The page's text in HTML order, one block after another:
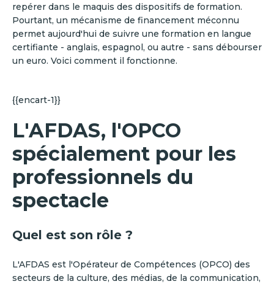
repérer dans le maquis des dispositifs de formation.
Pourtant, un mécanisme de financement méconnu
permet aujourd'hui de suivre une formation en langue
certifiante - anglais, espagnol, ou autre - sans débourser
un euro. Voici comment il fonctionne.
{{encart-1}}
L'AFDAS, l'OPCO
spécialement pour les
professionnels du
spectacle
Quel est son rôle ?
L'AFDAS est l'Opérateur de Compétences (OPCO) des
secteurs de la culture, des médias, de la communication,